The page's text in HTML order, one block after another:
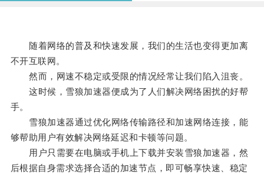
随着网络的普及和快速发展，我们的生活也变得更加离
不开互联网。
然而，网速不稳定或受限的情况经常让我们陷入沮丧。
这时候，雪狼加速器便成为了人们解决网络困扰的好帮
手。
雪狼加速器通过优化网络传输路径和加速网络连接，能
够帮助用户有效解决网络延迟和卡顿等问题。
用户只需要在电脑或手机上下载并安装雪狼加速器，然
后根据自身需求选择合适的加速节点，即可畅享快速、稳定